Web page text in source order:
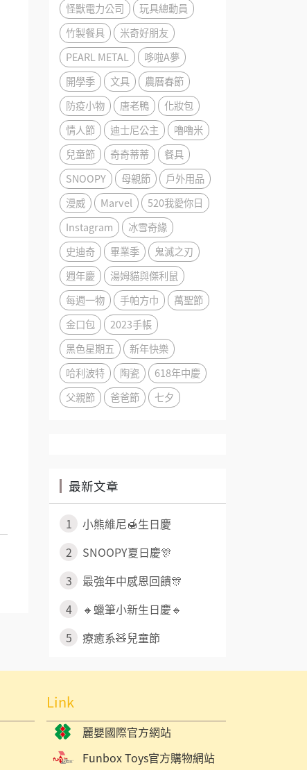
怪獸電力公司
玩具總動員
竹製餐具
米奇好朋友
PEARL METAL
哆啦A夢
開學季
文具
農曆春節
防疫小物
唐老鴨
化妝包
情人節
迪士尼公主
嚕嚕米
兒童節
奇奇蒂蒂
餐具
SNOOPY
母親節
戶外用品
漫威
Marvel
520我愛你日
Instagram
冰雪奇緣
史迪奇
畢業季
鬼滅之刃
週年慶
湯姆貓與傑利鼠
每週一物
手帕方巾
萬聖節
金口包
2023手帳
黑色星期五
新年快樂
哈利波特
陶瓷
618年中慶
父親節
爸爸節 七夕
最新文章
1
小熊維尼🍯生日慶
2
SNOOPY夏日慶🎊
3
最強年中感恩回饋🎊
4
🔸蠟筆小新生日慶🔹
5
療癒系🧸兒童節
Link
麗嬰國際官方網站
Funbox Toys官方購物網站